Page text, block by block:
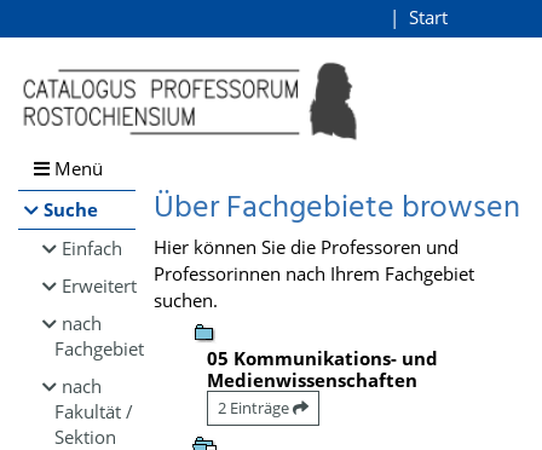
Browsen
direkt zum Inhalt
Start
Menü
Suche
Einfach
Erweitert
nach
Fachgebiet
nach
Fakultät /
Sektion
Über Fachgebiete browsen
Hier können Sie die Professoren und
Professorinnen nach Ihrem Fachgebiet
suchen.
05 Kommunikations- und
Medienwissenschaften
2 Einträge